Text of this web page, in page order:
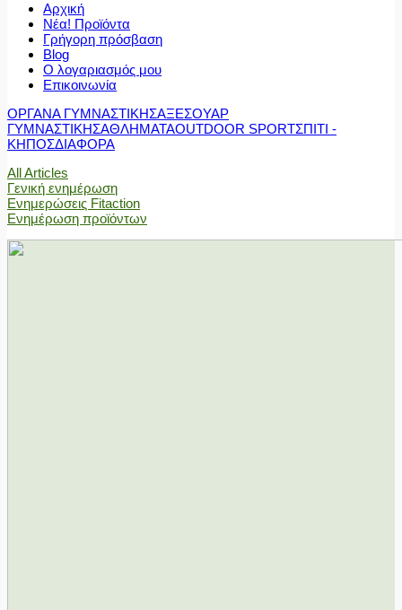
Αρχική
Νέα! Προϊόντα
Γρήγορη πρόσβαση
Blog
Ο λογαριασμός μου
Επικοινωνία
ΟΡΓΑΝΑ ΓΥΜΝΑΣΤΙΚΗΣΑΞΕΣΟΥΑΡ
ΓΥΜΝΑΣΤΙΚΗΣΑΘΛΗΜΑΤΑOUTDOOR SPORTΣΠΙΤΙ -
ΚΗΠΟΣΔΙΑΦΟΡΑ
All Articles
Γενική ενημέρωση
Ενημερώσεις Fitaction
Ενημέρωση προϊόντων